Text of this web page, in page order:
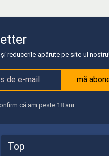
reducerile apărute pe site-ul nostru!
mă
că am peste 18 ani.
Top